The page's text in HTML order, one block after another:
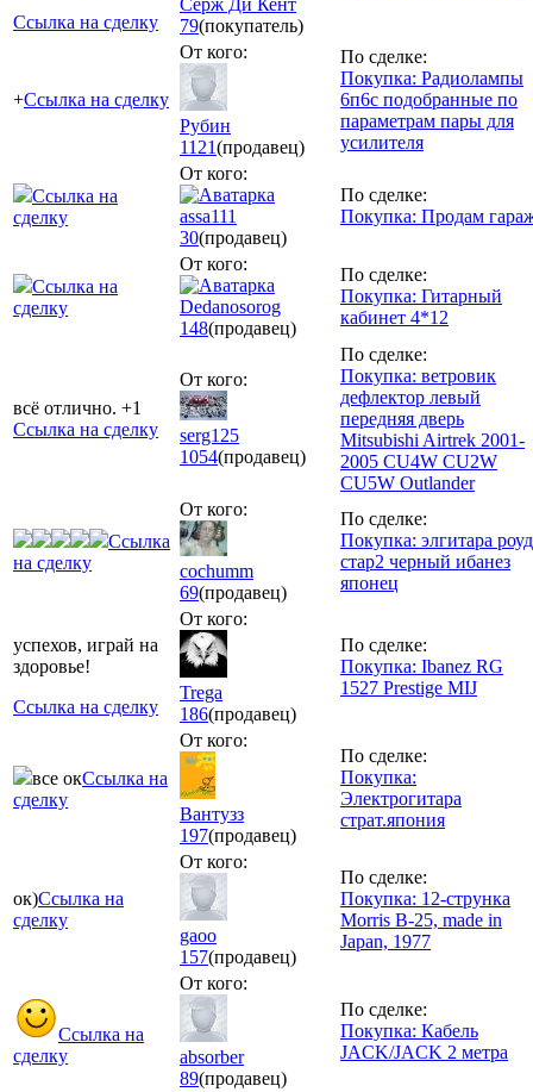
Ссылка на сделку
79(покупатель)
+Ссылка на сделку
От кого:
Рубин
1121(продавец)
По сделке:
Покупка: Радиолампы
6п6с подобранные по
параметрам пары для
усилителя
Ссылка на
сделку
От кого:
assa111
30(продавец)
По сделке:
Покупка: Продам
Ссылка на
сделку
От кого:
Dedanosorog
148(продавец)
По сделке:
Покупка: Гитарный
кабинет 4*12
всё отлично. +1
Ссылка на сделку
От кого:
serg125
1054(продавец)
По сделке:
Покупка: ветровик
дефлектор левый
передняя дверь
Mitsubishi Airtrek 2001-
2005 CU4W CU2W
CU5W Outlander
Ссылка
на сделку
От кого:
cochumm
69(продавец)
По сделке:
Покупка: элгитара роуд
стар2 черный ибанез
японец
успехов, играй на
здоровье!
Ссылка на сделку
От кого:
Trega
186(продавец)
По сделке:
Покупка: Ibanez RG
1527 Prestige MIJ
все окСсылка на
сделку
От кого:
Вантузз
197(продавец)
По сделке:
Покупка:
Электрогитара
страт.япония
ок)Ссылка на
сделку
От кого:
gaoo
157(продавец)
По сделке:
Покупка: 12-струнка
Morris B-25, made in
Japan, 1977
Ссылка на
сделку
От кого:
absorber
89(продавец)
По сделке:
Покупка: Кабель
JACK/JACK 2 метра